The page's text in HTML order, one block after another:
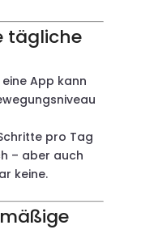
tägliche
App kann
pro Tag
– aber auch
keine.